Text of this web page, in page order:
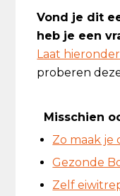
Vond je dit
heb je een
Laat
proberen
Misschien
Zo maak je
Gezonde
Zelf